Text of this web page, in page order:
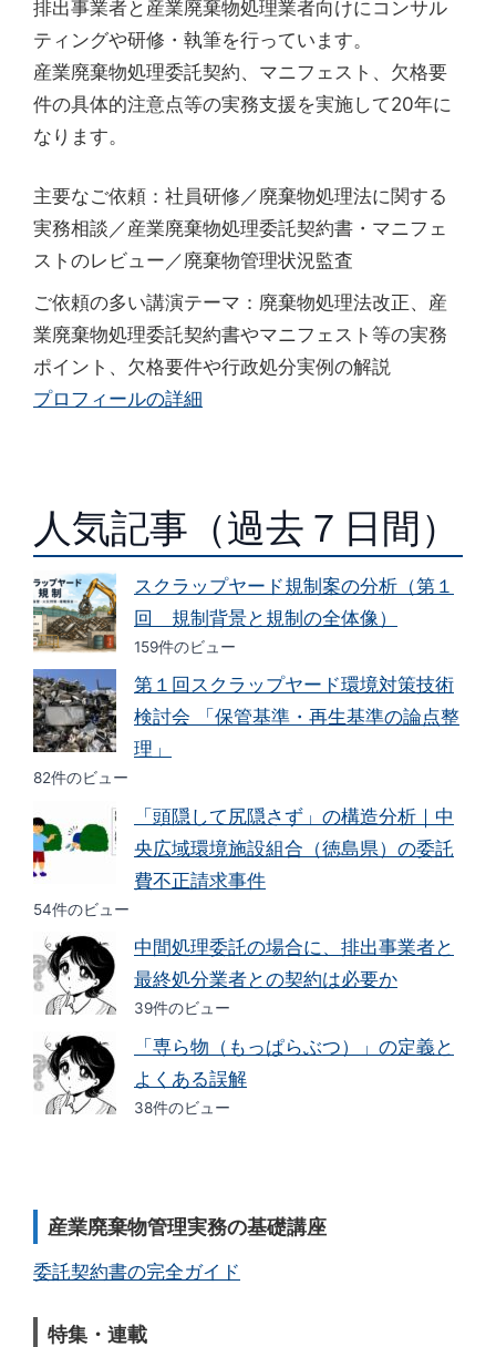
排出事業者と産業廃棄物処理業者向けにコンサル
ティングや研修・執筆を行っています。
産業廃棄物処理委託契約、マニフェスト、欠格要
件の具体的注意点等の実務支援を実施して20年に
なります。
主要なご依頼：社員研修／廃棄物処理法に関する
実務相談／産業廃棄物処理委託契約書・マニフェ
ストのレビュー／廃棄物管理状況監査
ご依頼の多い講演テーマ：廃棄物処理法改正、産
業廃棄物処理委託契約書やマニフェスト等の実務
ポイント、欠格要件や行政処分実例の解説
プロフィールの詳細
人気記事（過去７日間）
スクラップヤード規制案の分析（第１
回 規制背景と規制の全体像）
159件のビュー
第１回スクラップヤード環境対策技術
検討会 「保管基準・再生基準の論点整
理」
82件のビュー
「頭隠して尻隠さず」の構造分析｜中
央広域環境施設組合（徳島県）の委託
費不正請求事件
54件のビュー
中間処理委託の場合に、排出事業者と
最終処分業者との契約は必要か
39件のビュー
「専ら物（もっぱらぶつ）」の定義と
よくある誤解
38件のビュー
産業廃棄物管理実務の基礎講座
委託契約書の完全ガイド
特集・連載